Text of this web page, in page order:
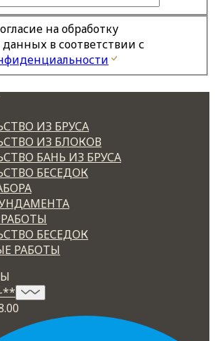
на обработку
в соответствии с
ИЗ БРУСА
ИЗ БЛОКОВ
БАНЬ ИЗ БРУСА
БЕСЕДОК
БЕСЕДОК
РАБОТЫ
**